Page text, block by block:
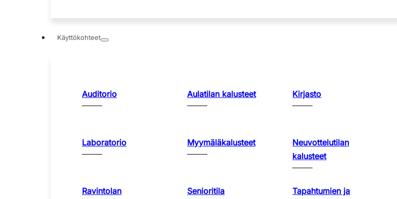
Käyttökohteet
Auditorio Aulatilan kalusteet Kirjasto
Laboratorio Myymäläkalusteet
Neuvottelutilan
kalusteet
Ravintolan
Senioritila
Tapahtumien ja